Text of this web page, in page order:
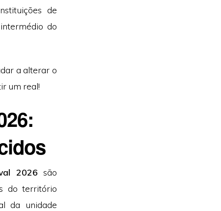
de
do
a alterar o
um real!
2026 são
do território
da unidade